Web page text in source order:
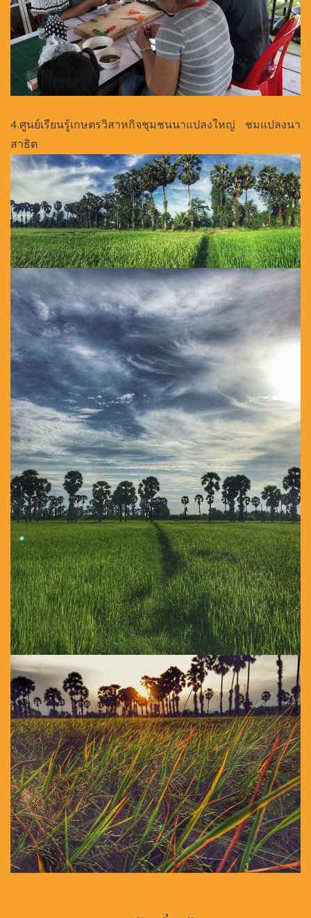
4.ศูนย์เรียนรู้เกษตรวิสาหกิจชุมชนนาแปลงใหญ่ ชมแปลงนา
สาธิต